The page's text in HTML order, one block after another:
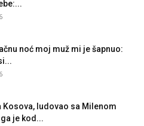
noć moj muž mi je šapnuo:
Kosova, ludovao sa Milenom
je kod...